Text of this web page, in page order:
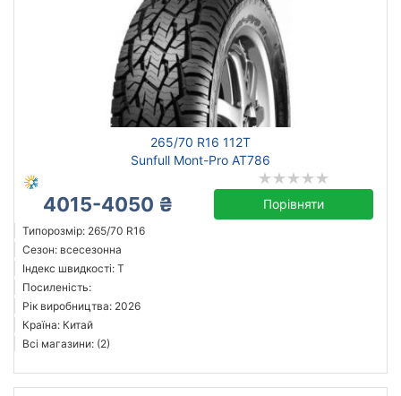
265/70 R16 112T
Sunfull Mont-Pro AT786
4015-4050 ₴ Порівняти
Типорозмір: 265/70 R16
Сезон: всесезонна
Індекс швидкості: T
Посиленість:
Рік виробництва: 2026
Країна: Китай
Всі магазини: (2)